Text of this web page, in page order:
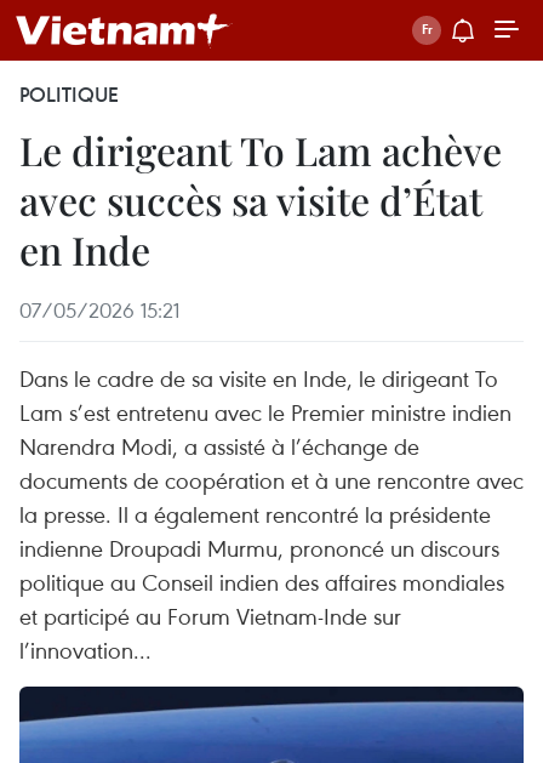
POLITIQUE
Le dirigeant To Lam achève
avec succès sa visite d’État
en Inde
07/05/2026 15:21
Dans le cadre de sa visite en Inde, le dirigeant To
Lam s’est entretenu avec le Premier ministre indien
Narendra Modi, a assisté à l’échange de
documents de coopération et à une rencontre avec
la presse. Il a également rencontré la présidente
indienne Droupadi Murmu, prononcé un discours
politique au Conseil indien des affaires mondiales
et participé au Forum Vietnam-Inde sur
l’innovation...